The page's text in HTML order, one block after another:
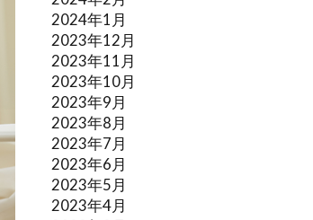
2024年1月
2023年12月
2023年11月
2023年10月
2023年9月
2023年8月
2023年7月
2023年6月
2023年5月
2023年4月